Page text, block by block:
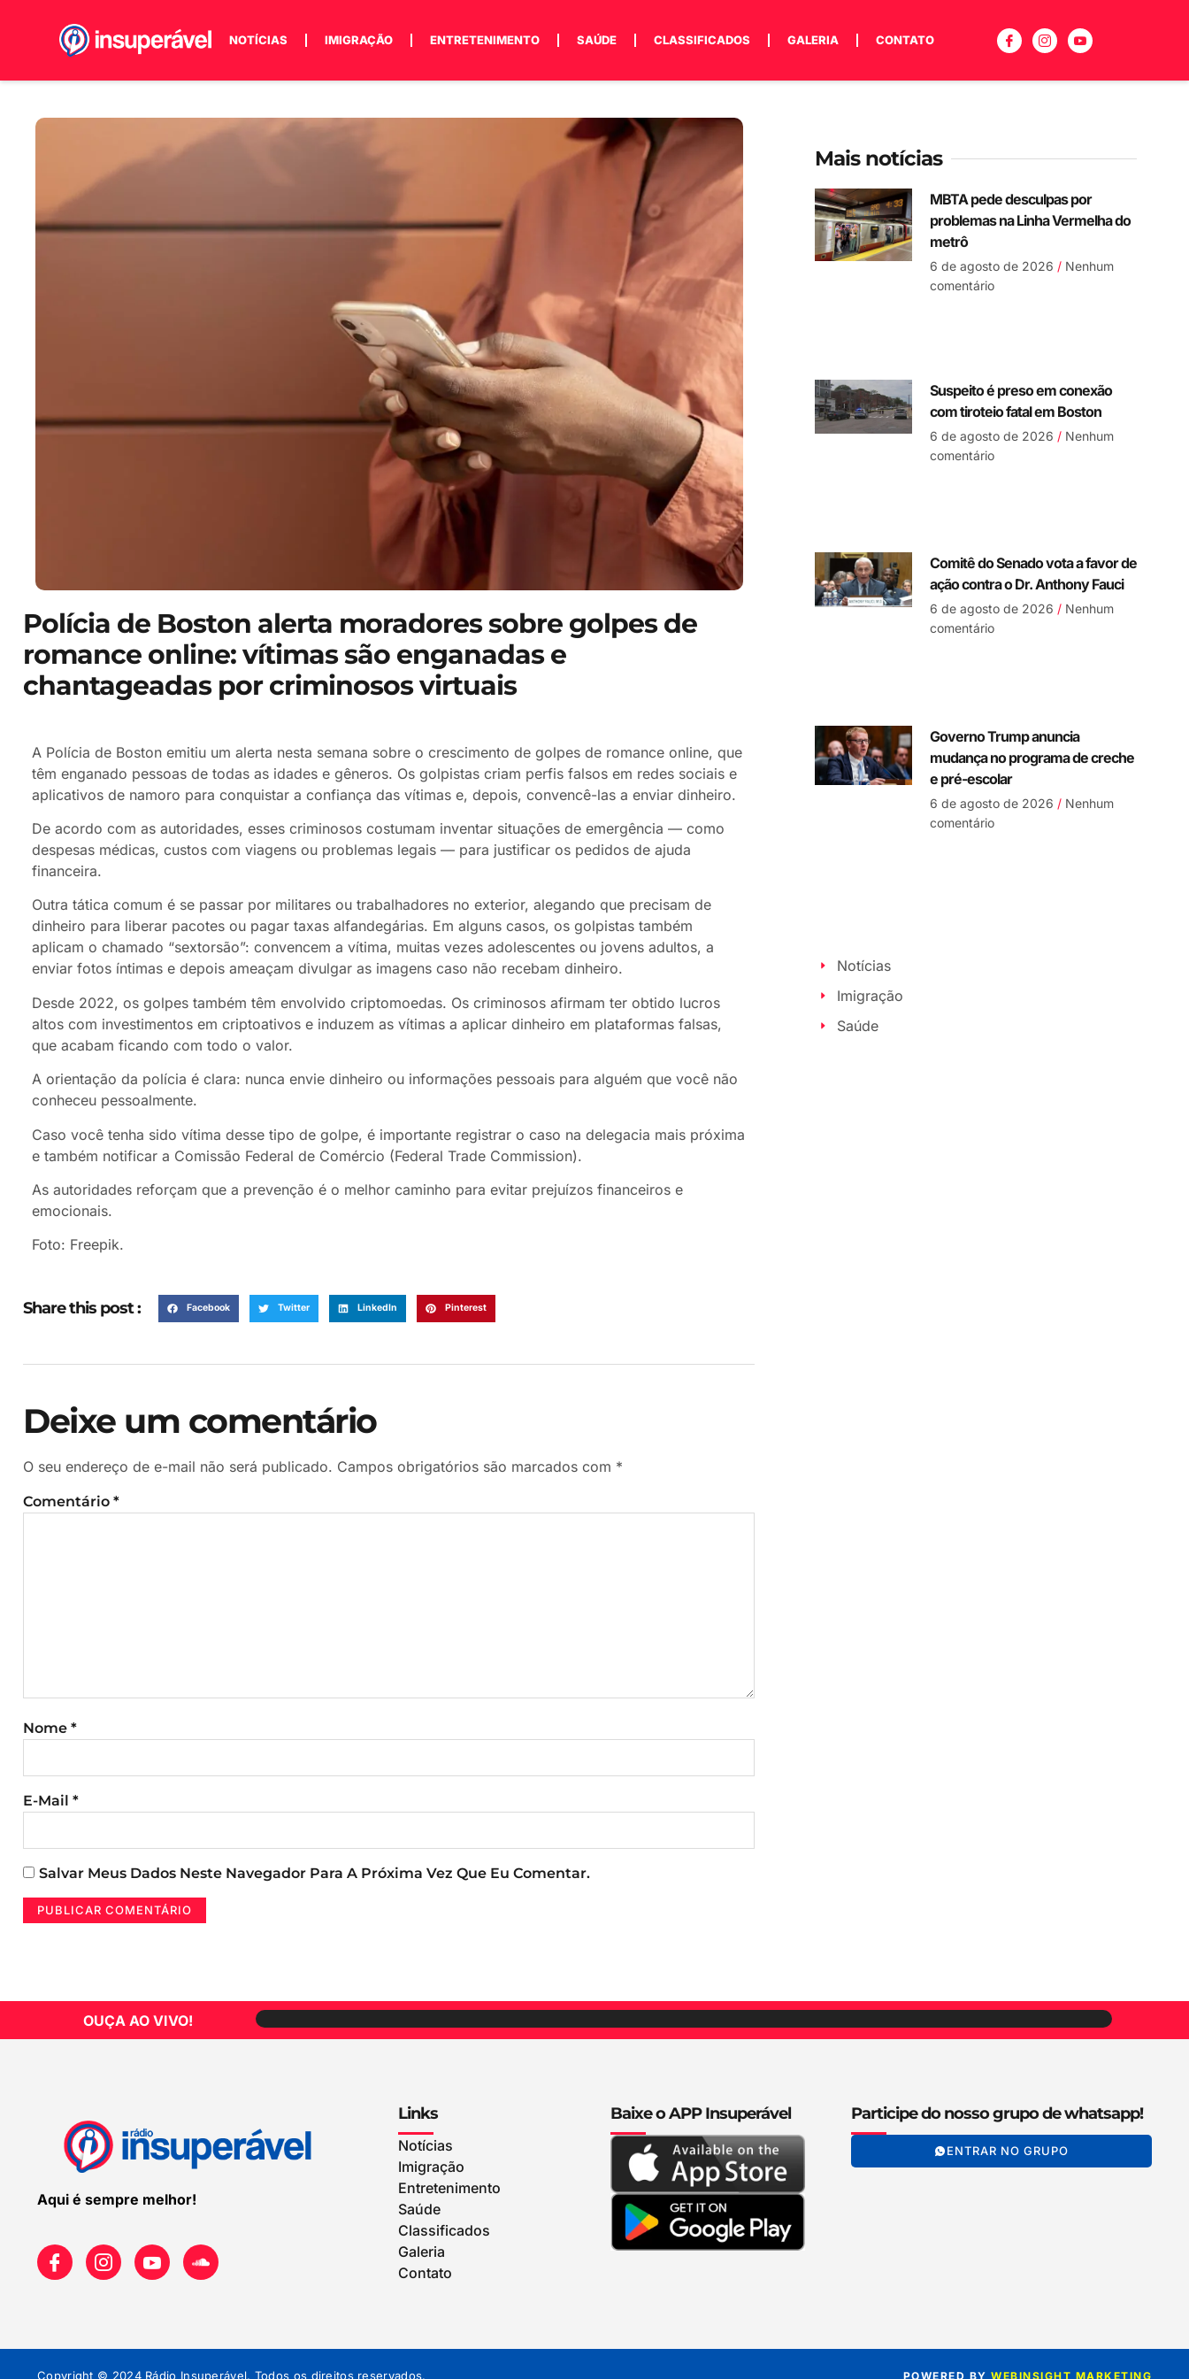
NOTÍCIAS IMIGRAÇÃO ENTRETENIMENTO SAÚDE CLASSIFICADOS GALERIA CONTATO
Polícia de Boston alerta moradores sobre golpes de
romance online: vítimas são enganadas e
chantageadas por criminosos virtuais
A Polícia de Boston emitiu um alerta nesta semana sobre o crescimento de golpes de romance online, que
têm enganado pessoas de todas as idades e gêneros. Os golpistas criam perfis falsos em redes sociais e
aplicativos de namoro para conquistar a confiança das vítimas e, depois, convencê-las a enviar dinheiro.
De acordo com as autoridades, esses criminosos costumam inventar situações de emergência — como
despesas médicas, custos com viagens ou problemas legais — para justificar os pedidos de ajuda
financeira.
Outra tática comum é se passar por militares ou trabalhadores no exterior, alegando que precisam de
dinheiro para liberar pacotes ou pagar taxas alfandegárias. Em alguns casos, os golpistas também
aplicam o chamado “sextorsão”: convencem a vítima, muitas vezes adolescentes ou jovens adultos, a
enviar fotos íntimas e depois ameaçam divulgar as imagens caso não recebam dinheiro.
Desde 2022, os golpes também têm envolvido criptomoedas. Os criminosos afirmam ter obtido lucros
altos com investimentos em criptoativos e induzem as vítimas a aplicar dinheiro em plataformas falsas,
que acabam ficando com todo o valor.
A orientação da polícia é clara: nunca envie dinheiro ou informações pessoais para alguém que você não
conheceu pessoalmente.
Caso você tenha sido vítima desse tipo de golpe, é importante registrar o caso na delegacia mais próxima
e também notificar a Comissão Federal de Comércio (Federal Trade Commission).
As autoridades reforçam que a prevenção é o melhor caminho para evitar prejuízos financeiros e
emocionais.
Foto: Freepik.
Share this post : Facebook Twitter LinkedIn Pinterest
Deixe um comentário
O seu endereço de e-mail não será publicado. Campos obrigatórios são marcados com *
Comentário *
Nome *
E-Mail *
Salvar Meus Dados Neste Navegador Para A Próxima Vez Que Eu Comentar.
Mais notícias
MBTA pede desculpas por
problemas na Linha Vermelha do
metrô
6 de agosto de 2026 Nenhum
comentário
Suspeito é preso em conexão
com tiroteio fatal em Boston
6 de agosto de 2026 Nenhum
comentário
Comitê do Senado vota a favor de
ação contra o Dr. Anthony Fauci
6 de agosto de 2026 Nenhum
comentário
Governo Trump anuncia
mudança no programa de creche
e pré-escolar
6 de agosto de 2026 Nenhum
comentário
Notícias
Imigração
Saúde
OUÇA AO VIVO!
Aqui é sempre melhor!
Links
Notícias
Imigração
Entretenimento
Saúde
Classificados
Galeria
Contato
Baixe o APP Insuperável Participe do nosso grupo de whatsapp!
ENTRAR NO GRUPO
Copyright © 2024 Rádio Insuperável. Todos os direitos reservados. POWERED BY WEBINSIGHT MARKETING